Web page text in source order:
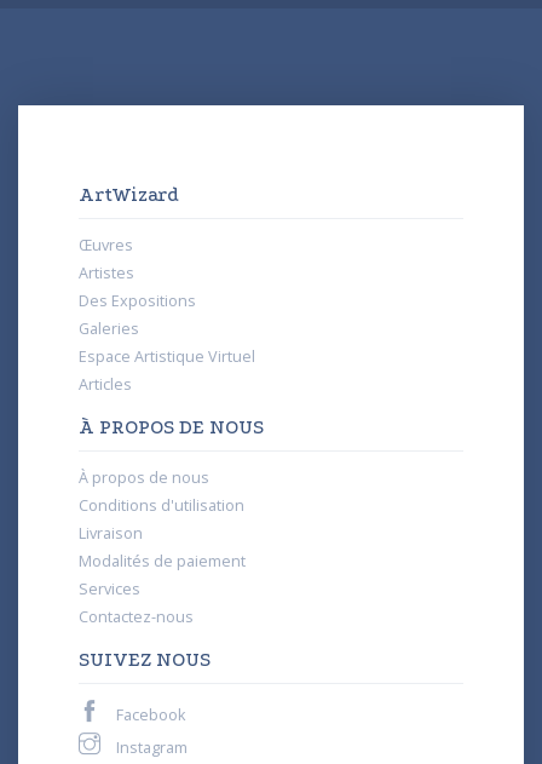
ArtWizard
Œuvres
Artistes
Des Expositions
Galeries
Espace Artistique Virtuel
Articles
À PROPOS DE NOUS
À propos de nous
Conditions d'utilisation
Livraison
Modalités de paiement
Services
Contactez-nous
SUIVEZ NOUS
Facebook
Instagram